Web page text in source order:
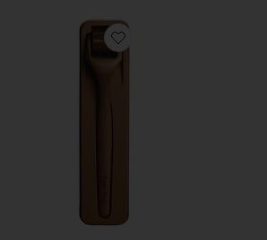
Favorite RODILLO DERMA